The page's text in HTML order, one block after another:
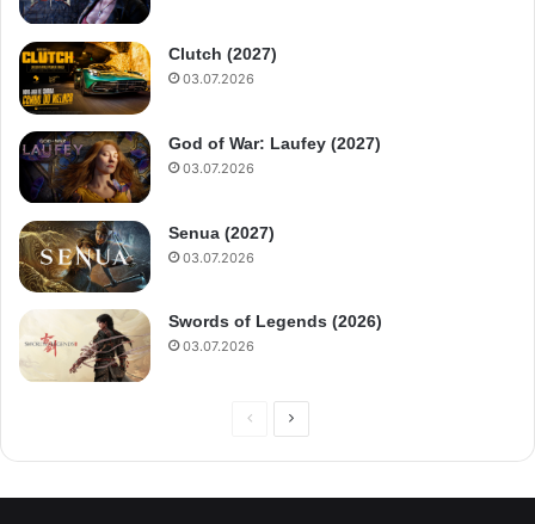
Clutch (2027)
03.07.2026
God of War: Laufey (2027)
03.07.2026
Senua (2027)
03.07.2026
Swords of Legends (2026)
03.07.2026